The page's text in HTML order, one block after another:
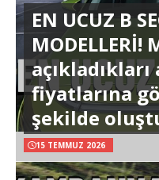
EN UCUZ B
MODELLERİ!
fiyatlarına
şekilde
15 TEMMUZ 2026